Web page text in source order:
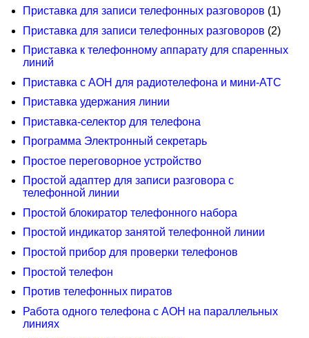
Приставка для записи телефонных разговоров (1)
Приставка для записи телефонных разговоров (2)
Приставка к телефонному аппарату для спаренных
линий
Приставка с АОН для радиотелефона и мини-АТС
Приставка удержания линии
Приставка-селектор для телефона
Программа Электронный секретарь
Простое переговорное устройство
Простой адаптер для записи разговора с
телефонной линии
Простой блокиратор телефонного набора
Простой индикатор занятой телефонной линии
Простой прибор для проверки телефонов
Простой телефон
Против телефонных пиратов
Работа одного телефона с АОН на параллельных
линиях